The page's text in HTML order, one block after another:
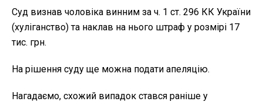
Суд визнав чоловіка винним за ч. 1 ст. 296 КК України
(хуліганство) та наклав на нього штраф у розмірі 17
тис. грн.
На рішення суду ще можна подати апеляцію.
Нагадаємо, схожий випадок стався раніше у